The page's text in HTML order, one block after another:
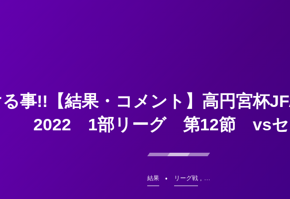
事!!【結果・コメント】高円宮杯
2022 1部リーグ 第12節 vsセ
結果 リーグ戦, …